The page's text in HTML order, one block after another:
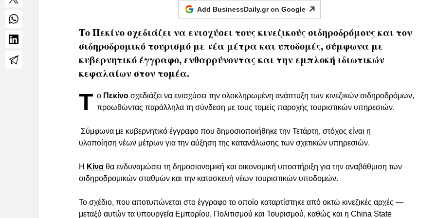
Add BusinessDaily.gr on Google
Το Πεκίνο σχεδιάζει να ενισχύσει τους κινεζικούς σιδηροδρόμους και τον
σιδηροδρομικό τουρισμό με νέα μέτρα και υποδομές, σύμφωνα με
κυβερνητικό έγγραφο, ενθαρρύνοντας και την εμπλοκή ιδιωτικών
κεφαλαίων στον τομέα.
Τ ο Πεκίνο σχεδιάζει να ενισχύσει την ολοκληρωμένη ανάπτυξη των κινεζικών σιδηροδρόμων,
προωθώντας παράλληλα τη σύνδεση με τους τομείς παροχής τουριστικών υπηρεσιών.
Σύμφωνα με κυβερνητικό έγγραφο που δημοσιοποιήθηκε την Τετάρτη, στόχος είναι η
υλοποίηση νέων μέτρων για την αύξηση της κατανάλωσης των σχετικών υπηρεσιών.
Η Κίνα θα ενδυναμώσει τη δημοσιονομική και οικονομική υποστήριξη για την αναβάθμιση των
σιδηροδρομικών σταθμών και την κατασκευή νέων τουριστικών υποδομών.
Το σχέδιο, που αποτυπώνεται στο έγγραφο το οποίο καταρτίστηκε από οκτώ κινεζικές αρχές —
μεταξύ αυτών τα υπουργεία Εμπορίου, Πολιτισμού και Τουρισμού, καθώς και η China State